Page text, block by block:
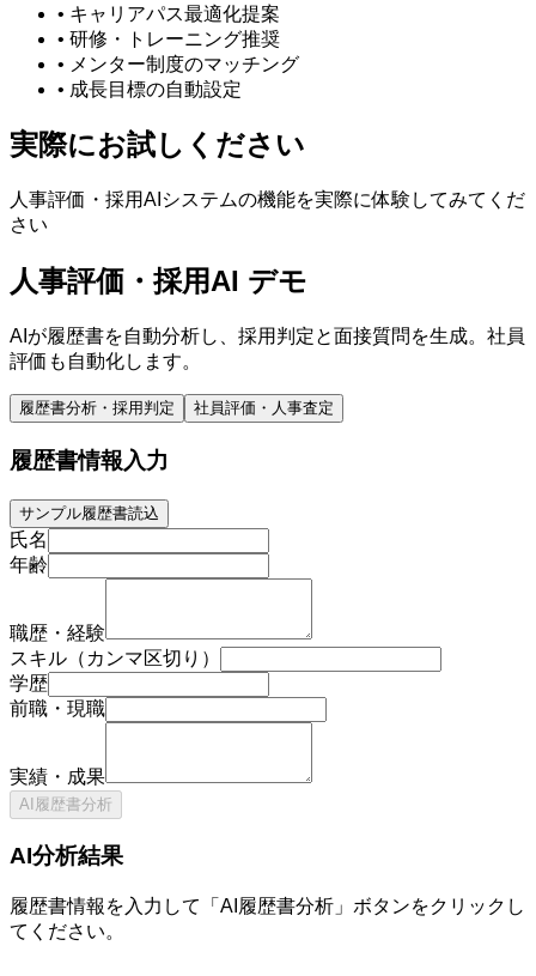
• キャリアパス最適化提案
• 研修・トレーニング推奨
• メンター制度のマッチング
• 成長目標の自動設定
実際にお試しください
人事評価・採用AIシステムの機能を実際に体験してみてくだ
さい
人事評価・採用AI デモ
AIが履歴書を自動分析し、採用判定と面接質問を生成。社員
評価も自動化します。
履歴書分析・採用判定 社員評価・人事査定
履歴書情報入力
サンプル履歴書読込
氏名
年齢
職歴・経験
スキル（カンマ区切り）
学歴
前職・現職
実績・成果
AI履歴書分析
AI分析結果
履歴書情報を入力して「AI履歴書分析」ボタンをクリックし
てください。